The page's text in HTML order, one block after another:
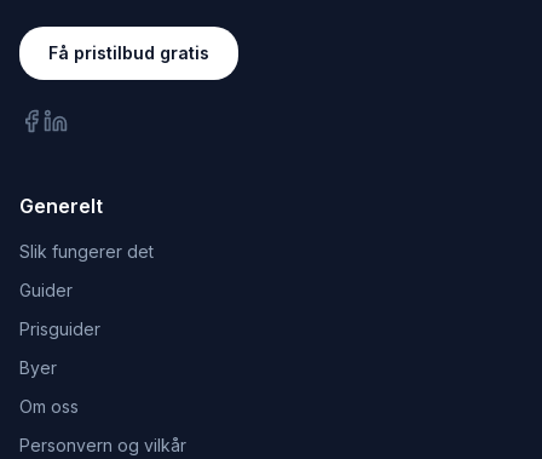
Få pristilbud gratis
Generelt
Slik fungerer det
Guider
Prisguider
Byer
Om oss
Personvern og vilkår